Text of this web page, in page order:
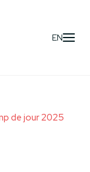
EN
de jour 2025